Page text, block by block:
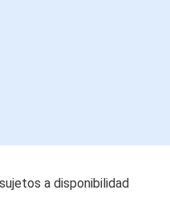
a disponibilidad